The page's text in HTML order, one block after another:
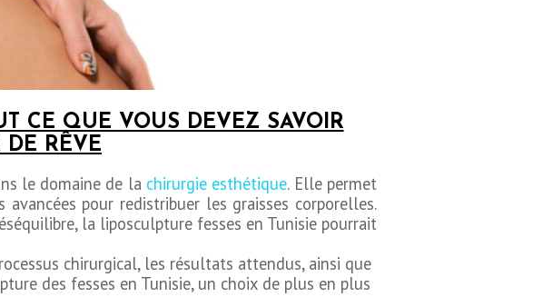
CE QUE VOUS DEVEZ SAVOIR
DE RÊVE
le domaine de la chirurgie esthétique. Elle permet
pour redistribuer les graisses corporelles.
la liposculpture fesses en Tunisie pourrait
chirurgical, les résultats attendus, ainsi que
des fesses en Tunisie, un choix de plus en plus